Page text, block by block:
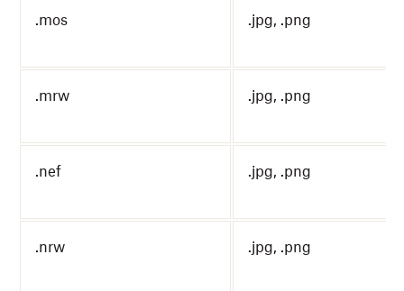
.mos .jpg, .png
.mrw .jpg, .png
.nef .jpg, .png
.nrw .jpg, .png